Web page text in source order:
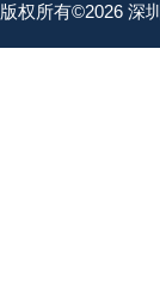
版权所有©2026 深